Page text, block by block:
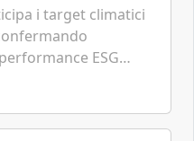
i target climatici
ESG
e governance